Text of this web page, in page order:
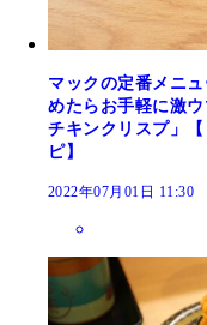
マックの定番メニ
めたらお手軽に激
チキンクリスプ」
ピ】
2022年07月01日 11:30